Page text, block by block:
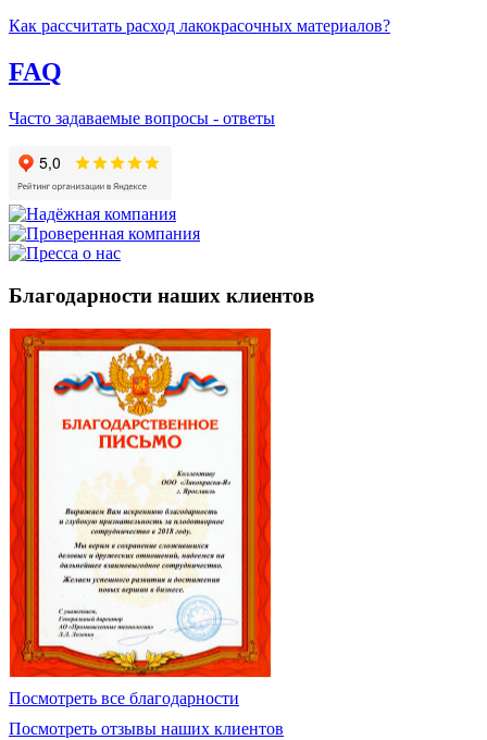
Как рассчитать расход лакокрасочных материалов?
FAQ
Часто задаваемые вопросы - ответы
Благодарности наших клиентов
Посмотреть все благодарности
Посмотреть отзывы наших клиентов